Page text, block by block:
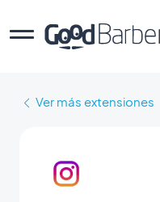
Ver más extensiones